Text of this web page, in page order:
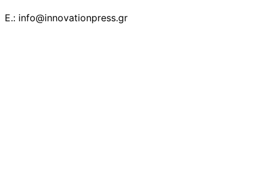
E.: info@innovationpress.gr